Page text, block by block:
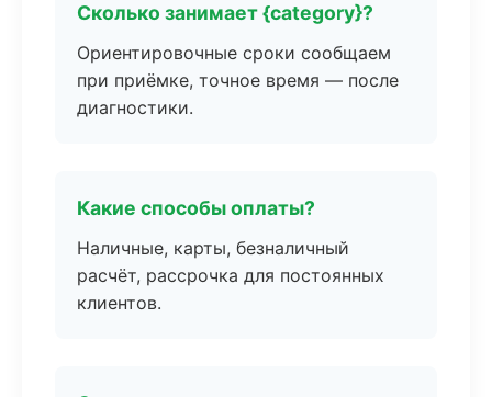
Сколько занимает {category}?
Ориентировочные сроки сообщаем
при приёмке, точное время — после
диагностики.
Какие способы оплаты?
Наличные, карты, безналичный
расчёт, рассрочка для постоянных
клиентов.